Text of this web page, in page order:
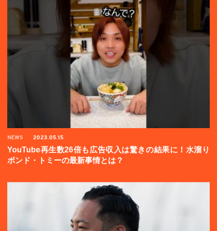
NEWS 2023.05.15
YouTube再生数26倍も広告収入は驚きの結果に！水溜り
ボンド・トミーの最新事情とは？